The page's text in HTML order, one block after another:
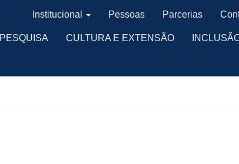
PESQUISA CULTURA E EXTENSÃO
Institucional Pessoas Parcerias